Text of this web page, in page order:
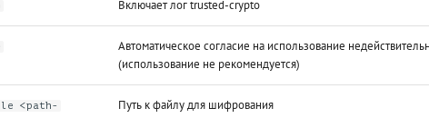
Включает лог trusted-crypto
Автоматическое согласие на использование
(использование не рекомендуется)
<path-
Путь к файлу для шифрования